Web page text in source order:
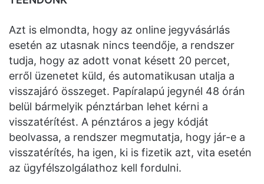
Azt is elmondta, hogy az online jegyvásárlás
esetén az utasnak nincs teendője, a rendszer
tudja, hogy az adott vonat késett 20 percet,
erről üzenetet küld, és automatikusan utalja a
visszajáró összeget. Papíralapú jegynél 48 órán
belül bármelyik pénztárban lehet kérni a
visszatérítést. A pénztáros a jegy kódját
beolvassa, a rendszer megmutatja, hogy jár-e a
visszatérítés, ha igen, ki is fizetik azt, vita esetén
az ügyfélszolgálathoz kell fordulni.